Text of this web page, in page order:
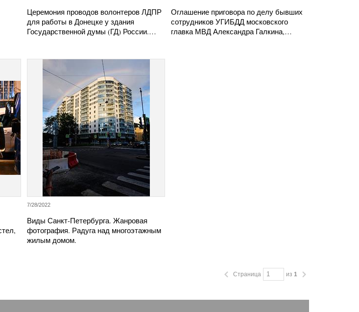
Церемония проводов волонтеров ЛДПР
для работы в Донецке у здания
Государственной думы (ГД) России.…
Оглашение приговора по делу бывших
сотрудников УГИБДД московского
главка МВД Александра Галкина,…
7/28/2022
Виды Санкт-Петербурга. Жанровая
фотография. Радуга над многоэтажным
жилым домом.
Страница из 1